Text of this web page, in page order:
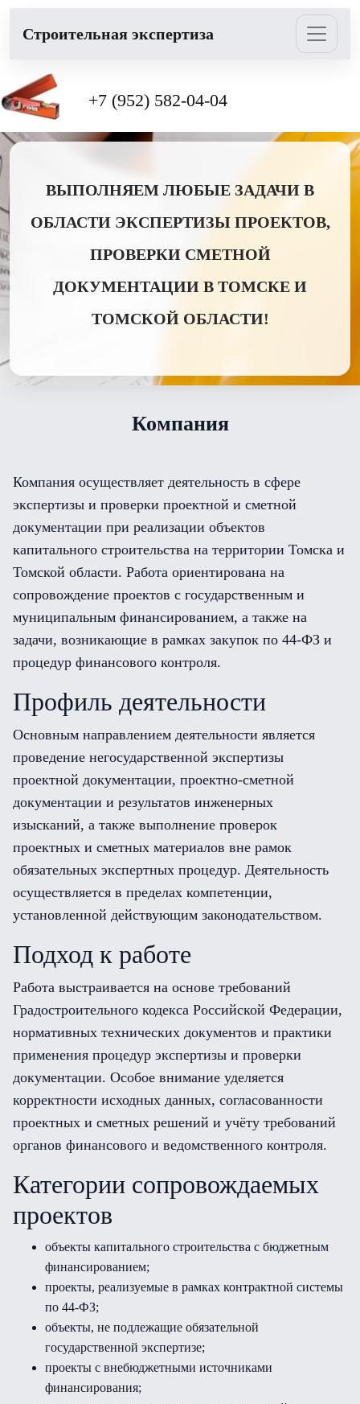
Cтроительная экспертиза
+7 (952) 582-04-04
ВЫПОЛНЯЕМ ЛЮБЫЕ ЗАДАЧИ В
ОБЛАСТИ ЭКСПЕРТИЗЫ ПРОЕКТОВ,
ПРОВЕРКИ СМЕТНОЙ
ДОКУМЕНТАЦИИ В ТОМСКЕ И
ТОМСКОЙ ОБЛАСТИ!
Компания
Компания осуществляет деятельность в сфере
экспертизы и проверки проектной и сметной
документации при реализации объектов
капитального строительства на территории Томска и
Томской области. Работа ориентирована на
сопровождение проектов с государственным и
муниципальным финансированием, а также на
задачи, возникающие в рамках закупок по 44-ФЗ и
процедур финансового контроля.
Профиль деятельности
Основным направлением деятельности является
проведение негосударственной экспертизы
проектной документации, проектно-сметной
документации и результатов инженерных
изысканий, а также выполнение проверок
проектных и сметных материалов вне рамок
обязательных экспертных процедур. Деятельность
осуществляется в пределах компетенции,
установленной действующим законодательством.
Подход к работе
Работа выстраивается на основе требований
Градостроительного кодекса Российской Федерации,
нормативных технических документов и практики
применения процедур экспертизы и проверки
документации. Особое внимание уделяется
корректности исходных данных, согласованности
проектных и сметных решений и учёту требований
органов финансового и ведомственного контроля.
Категории сопровождаемых
проектов
объекты капитального строительства с бюджетным
финансированием;
проекты, реализуемые в рамках контрактной системы
по 44-ФЗ;
объекты, не подлежащие обязательной
государственной экспертизе;
проекты с внебюджетными источниками
финансирования;